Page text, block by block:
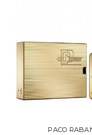
PACO